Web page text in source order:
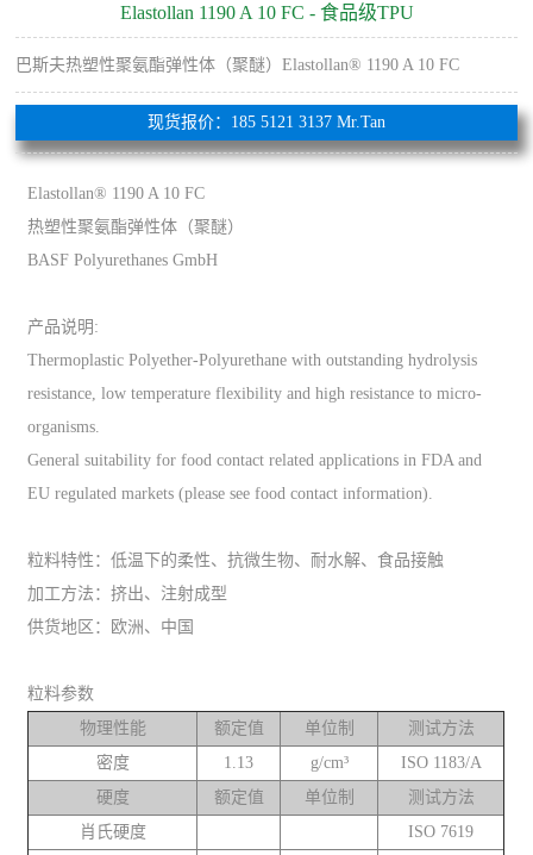
Elastollan 1190 A 10 FC - 食品级TPU
巴斯夫热塑性聚氨酯弹性体（聚醚）Elastollan® 1190 A 10 FC
现货报价：185 5121 3137 Mr.Tan
Elastollan® 1190 A 10 FC
热塑性聚氨酯弹性体（聚醚）
BASF Polyurethanes GmbH
产品说明:
Thermoplastic Polyether-Polyurethane with outstanding hydrolysis
resistance, low temperature flexibility and high resistance to micro-
organisms.
General suitability for food contact related applications in FDA and
EU regulated markets (please see food contact information).
粒料特性：低温下的柔性、抗微生物、耐水解、食品接触
加工方法：挤出、注射成型
供货地区：欧洲、中国
粒料参数
物理性能
额定值 单位制
测试方法
密度
1.13 g/cm³
ISO 1183/A
硬度
额定值 单位制
测试方法
肖氏硬度
ISO 7619